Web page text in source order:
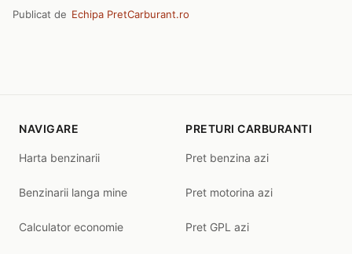
Publicat de Echipa PretCarburant.ro
NAVIGARE
Harta benzinarii
Benzinarii langa mine
Calculator economie
PRETURI CARBURANTI
Pret benzina azi
Pret motorina azi
Pret GPL azi